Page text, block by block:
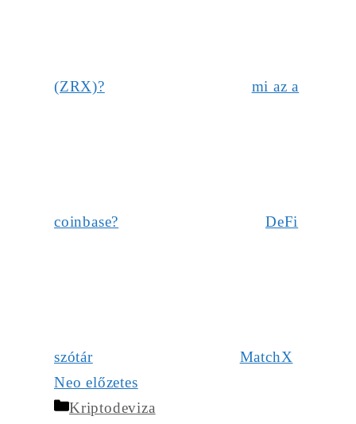
(ZRX)? mi az a
coinbase? DeFi
szótár
MatchX
Neo előzetes
Kategória
Kriptodeviza